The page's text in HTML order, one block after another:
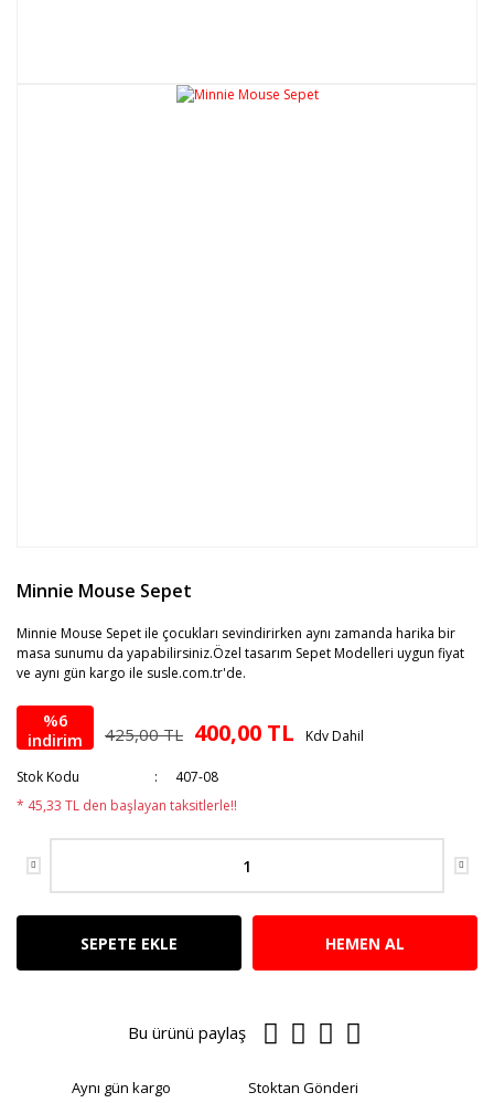
Minnie Mouse Sepet
Minnie Mouse Sepet ile çocukları sevindirirken aynı zamanda harika bir
masa sunumu da yapabilirsiniz.Özel tasarım Sepet Modelleri uygun fiyat
ve aynı gün kargo ile susle.com.tr'de.
%6
indirim
425,00 TL 400,00 TL Kdv Dahil
Stok Kodu
407-08
* 45,33 TL den başlayan taksitlerle!!
SEPETE EKLE HEMEN AL
Bu ürünü paylaş
Aynı gün kargo Stoktan Gönderi